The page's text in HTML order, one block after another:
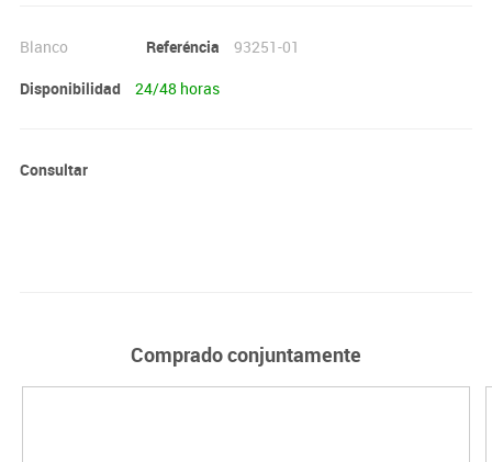
Blanco Referéncia
93251-01
Disponibilidad
24/48 horas
Consultar
Comprado conjuntamente